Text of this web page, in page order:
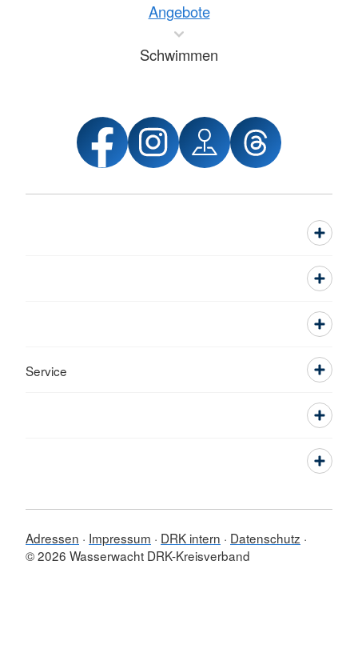
Angebote
Schwimmen
Service
Adressen Impressum DRK intern
Datenschutz
© 2026 Wasserwacht DRK-Kreisverband